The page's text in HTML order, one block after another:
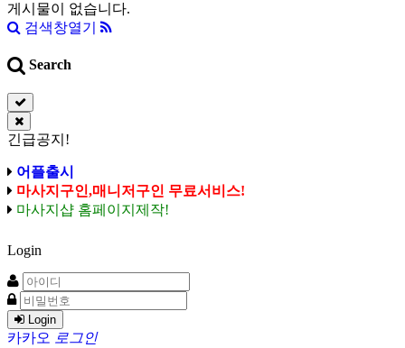
게시물이 없습니다.
검색창열기
Search
긴급공지!
어플출시
마사지구인,매니저구인 무료서비스!
마사지샵 홈페이지제작!
Login
Login
카카오 로그인